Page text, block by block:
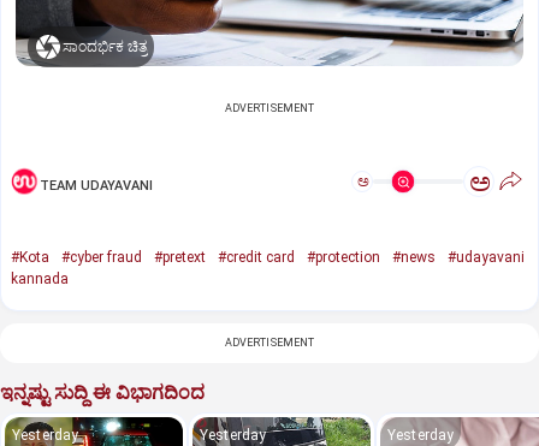
ಸಾಂದರ್ಭಿಕ ಚಿತ್ರ
ADVERTISEMENT
TEAM UDAYAVANI ಅ ಅ
#Kota #cyber fraud #pretext #credit card #protection #news
#udayavani
kannada
ADVERTISEMENT
ಇನ್ನಷ್ಟು ಸುದ್ದಿ ಈ ವಿಭಾಗದಿಂದ
Yesterday Yesterday Yesterday